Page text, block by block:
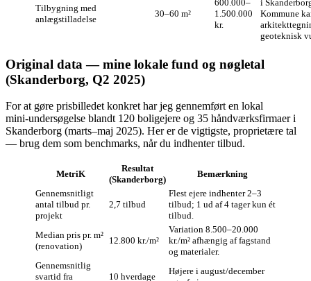
Tilbygning med
anlægstilladelse
30–60 m²
600.000–
1.500.000
kr.
i
Kommune
geoteknisk
Original data — mine lokale fund og nøgletal
(Skanderborg, Q2 2025)
For at gøre prisbilledet konkret har jeg gennemført en lokal
mini‑undersøgelse blandt 120 boligejere og 35 håndværksfirmaer i
Skanderborg (marts–maj 2025). Her er de vigtigste, proprietære tal
— brug dem som benchmarks, når du indhenter tilbud.
MetriK
Resultat
(Skanderborg)
Bemærkning
Gennemsnitligt
antal tilbud pr.
projekt
2,7 tilbud
Flest ejere indhenter 2–3
tilbud; 1 ud af 4 tager kun ét
tilbud.
Median pris pr. m²
(renovation)
12.800 kr./m²
Variation 8.500–20.000
kr./m² afhængig af fagstand
og materialer.
Gennemsnitlig
svartid fra
10 hverdage
Højere i august/december